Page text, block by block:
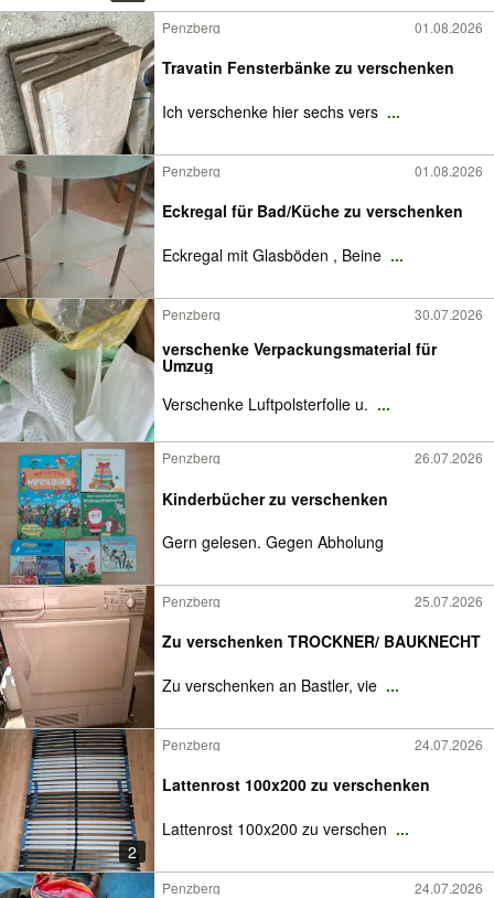
Penzberg 01.08.2026
Travatin Fensterbänke zu verschenken
Ich verschenke hier sechs vers ...
Penzberg 01.08.2026
Eckregal für Bad/Küche zu verschenken
Eckregal mit Glasböden , Beine ...
Penzberg 30.07.2026
verschenke Verpackungsmaterial für
Umzug
Verschenke Luftpolsterfolie u. ...
Penzberg 26.07.2026
Kinderbücher zu verschenken
Gern gelesen. Gegen Abholung
Penzberg 25.07.2026
Zu verschenken TROCKNER/ BAUKNECHT
Zu verschenken an Bastler, vie ...
2
Penzberg 24.07.2026
Lattenrost 100x200 zu verschenken
Lattenrost 100x200 zu verschen ...
Penzberg 24.07.2026